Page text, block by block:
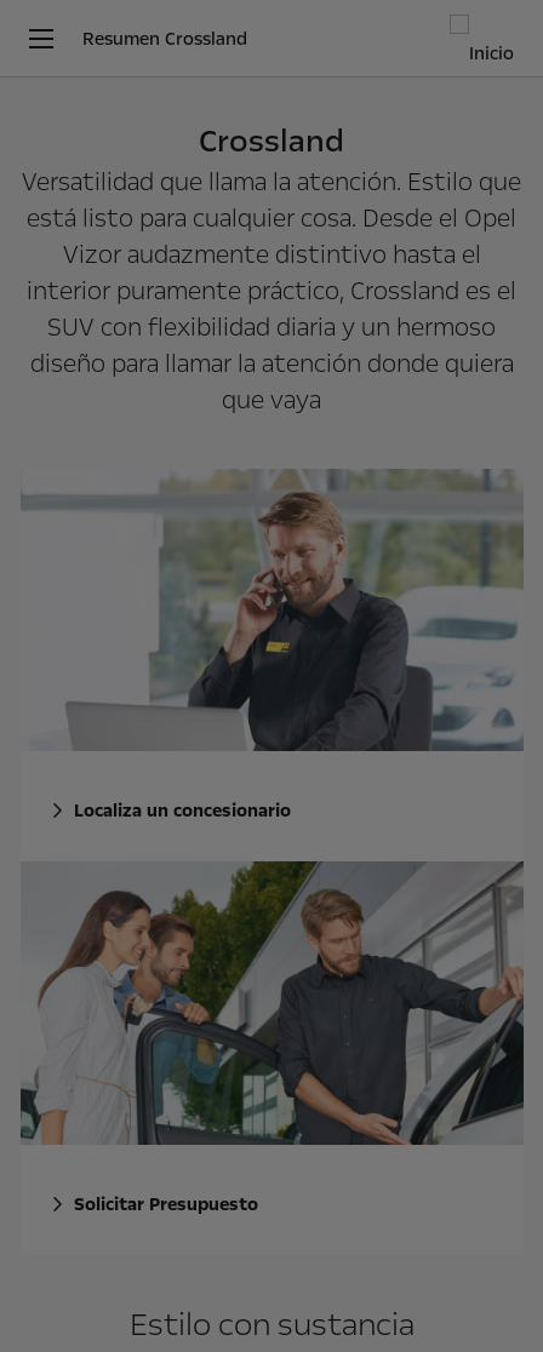
Resumen Crossland
Crossland
Versatilidad que llama la atención. Estilo que
está listo para cualquier cosa. Desde el Opel
Vizor audazmente distintivo hasta el
interior puramente práctico, Crossland es el
SUV con flexibilidad diaria y un hermoso
diseño para llamar la atención donde quiera
que vaya
Localiza un concesionario
Solicitar Presupuesto
Estilo con sustancia